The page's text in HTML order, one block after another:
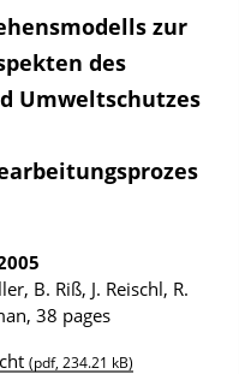
zur
des
Umweltschutzes
B. Riß, J. Reischl, R.
38 pages
(pdf, 234.21 kB)